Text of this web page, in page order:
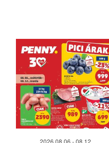
2026.08.06 - 08.12